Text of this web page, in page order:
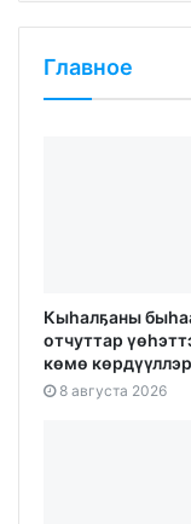
Главное
Кыһалҕаны
отчуттар
көмө көрдүүллэр
8 августа 2026